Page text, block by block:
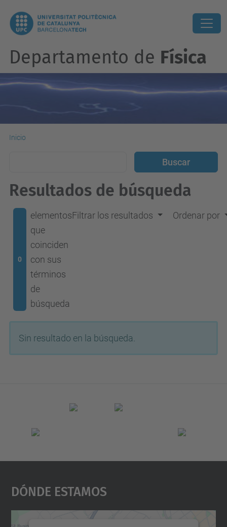
Departamento de Física
Inicio
Resultados de búsqueda
0
elementos
que
coinciden
con sus
términos
de
búsqueda
Filtrar los resultados Ordenar por
Sin resultado en la búsqueda.
Dónde Estamos